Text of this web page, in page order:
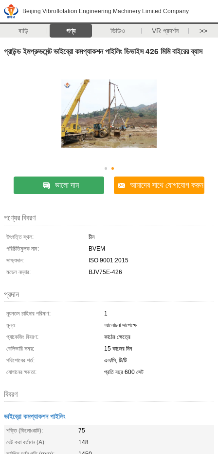
Beijing Vibroflotation Engineering Machinery Limited Company
বাড়ি পণ্য ভিডিও VR প্রদর্শন >>
গ্রাউন্ড ইমপ্রুভমেন্ট ভাইব্রো কমপ্যাকশন পাইলিং ডিভাইস 426 মিমি বাইরের ব্যাস
ভালো দাম আমাদের সাথে যোগাযোগ করুন
পণ্যের বিবরণ
উৎপত্তি স্থল:
চীন
পরিচিতিমুলক নাম:
BVEM
সাক্ষ্যদান:
ISO 9001:2015
মডেল নম্বার:
BJV75E-426
প্রদান
ন্যূনতম চাহিদার পরিমাণ:
1
মূল্য:
আলোচনা সাপেক্ষে
প্যাকেজিং বিবরণ:
কাঠের ক্ষেত্রে
ডেলিভারি সময়:
15 কাজের দিন
পরিশোধের শর্ত:
এল/সি, টি/টি
যোগানের ক্ষমতা:
প্রতি বছর 600 সেট
বিবরণ
ভাইব্রো কমপ্যাকশন পাইলিং
শক্তি (কিলোওয়াট):
75
রেট করা বর্তমান (A):
148